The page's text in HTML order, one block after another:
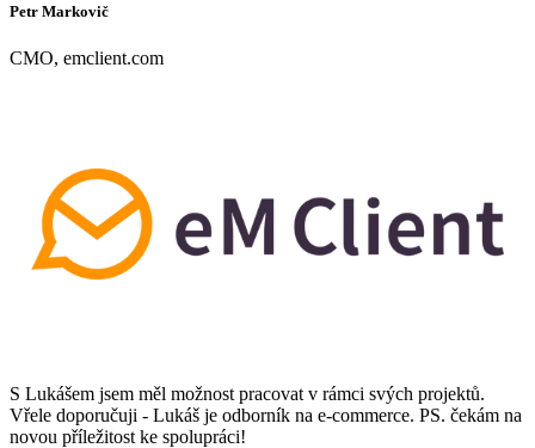
Petr Markovič
CMO, emclient.com
S Lukášem jsem měl možnost pracovat v rámci svých projektů.
Vřele doporučuji - Lukáš je odborník na e-commerce. PS. čekám na
novou příležitost ke spolupráci!